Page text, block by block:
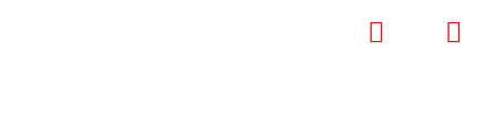
 